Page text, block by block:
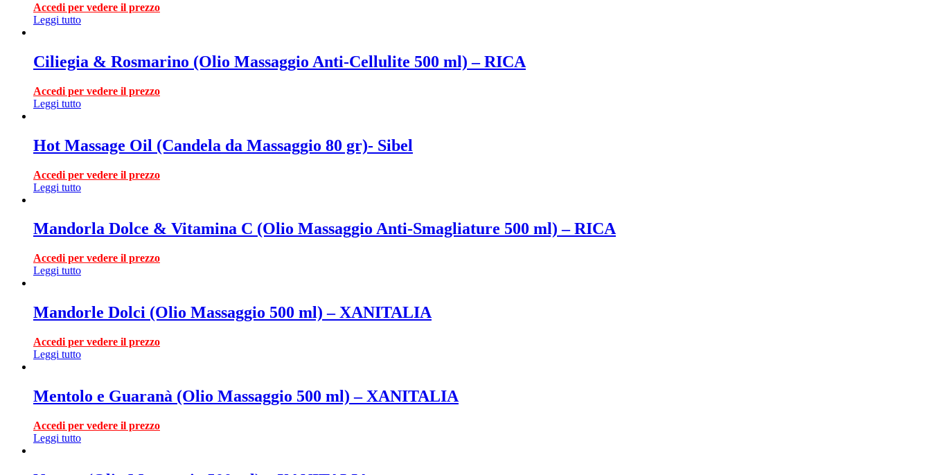
Accedi per vedere il prezzo
Leggi tutto
Ciliegia & Rosmarino (Olio Massaggio Anti-Cellulite 500 ml) – RICA
Accedi per vedere il prezzo
Leggi tutto
Hot Massage Oil (Candela da Massaggio 80 gr)- Sibel
Accedi per vedere il prezzo
Leggi tutto
Mandorla Dolce & Vitamina C (Olio Massaggio Anti-Smagliature 500 ml) – RICA
Accedi per vedere il prezzo
Leggi tutto
Mandorle Dolci (Olio Massaggio 500 ml) – XANITALIA
Accedi per vedere il prezzo
Leggi tutto
Mentolo e Guaranà (Olio Massaggio 500 ml) – XANITALIA
Accedi per vedere il prezzo
Leggi tutto